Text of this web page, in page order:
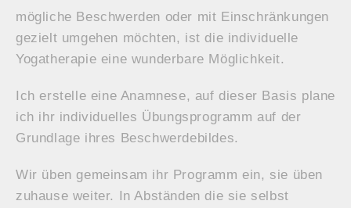
mögliche Beschwerden oder mit Einschränkungen
gezielt umgehen möchten, ist die individuelle
Yogatherapie eine wunderbare Möglichkeit.
Ich erstelle eine Anamnese, auf dieser Basis plane
ich ihr individuelles Übungsprogramm auf der
Grundlage ihres Beschwerdebildes.
Wir üben gemeinsam ihr Programm ein, sie üben
zuhause weiter. In Abständen die sie selbst